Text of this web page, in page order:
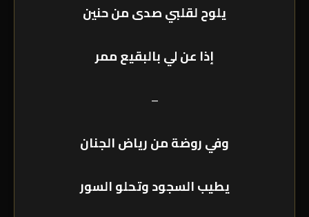
يلوح لقلبي صدى من حنين
إذا عن لي بالبقيع ممر
–
وفي روضة من رياض الجنان
يطيب السجود وتحلو السور